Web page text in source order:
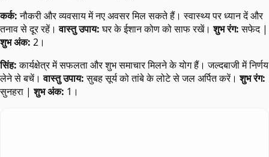
कर्क:नौकरी और व्यवसाय में नए अवसर मिल सकते हैं। स्वास्थ्य पर ध्यान दें और
तनाव से दूर रहें।वास्तु उपाय:घर के ईशान कोण को साफ रखें।शुभ रंग:सफेद |
शुभ अंक: 2।
सिंह:कार्यक्षेत्र में सफलता और शुभ समाचार मिलने के योग हैं। जल्दबाजी में निर्णय
लेने से बचें।वास्तु उपाय:सुबह सूर्य को तांबे के लोटे से जल अर्पित करें।शुभ रंग:
सुनहरा |शुभ अंक: 1।